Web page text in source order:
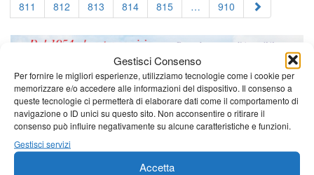
Gestisci Consenso
Per fornire le migliori esperienze, utilizziamo tecnologie come i cookie per
memorizzare e/o accedere alle informazioni del dispositivo. Il consenso a
queste tecnologie ci permetterà di elaborare dati come il comportamento di
navigazione o ID unici su questo sito. Non acconsentire o ritirare il
consenso può influire negativamente su alcune caratteristiche e funzioni.
Gestisci servizi
Accetta
811
812 813 814 815 … 910